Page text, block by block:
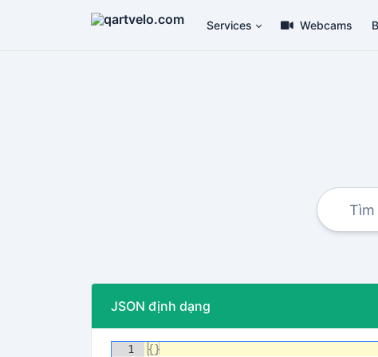
Services Webcams
JSON định dạng
1 {}